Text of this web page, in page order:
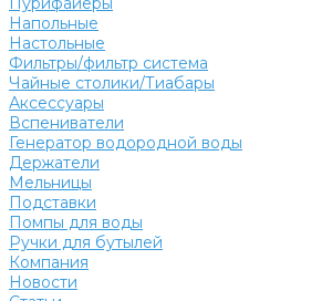
Напольные
Настольные
Фильтры/фильтр система
Чайные столики/Тиабары
Аксессуары
Вспениватели
Генератор водородной воды
Держатели
Мельницы
Подставки
Помпы для воды
Ручки для бутылей
Компания
Новости